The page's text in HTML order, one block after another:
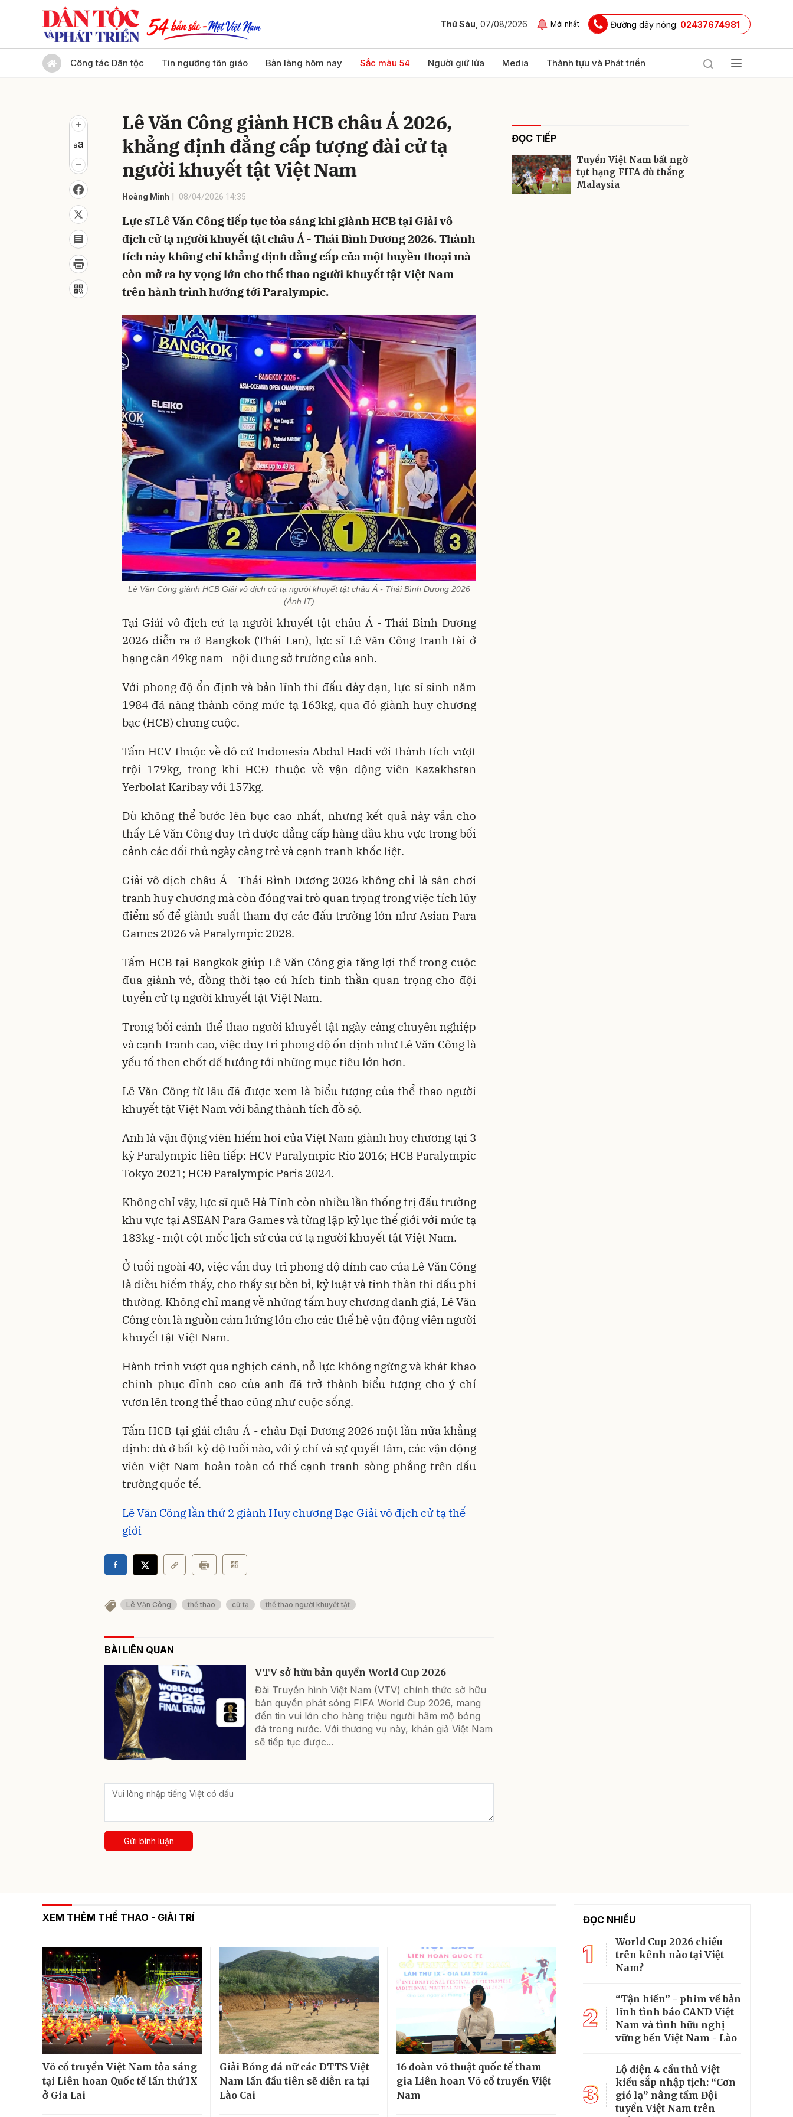
Thứ Sáu, 07/08/2026 Mới nhất Đường dây nóng: 02437674981
Công tác Dân tộc Tín ngưỡng tôn giáo Bản làng hôm nay Sắc màu 54 Người giữ lửa Media Thành tựu và Phát triển
Lê Văn Công giành HCB châu Á 2026,
khẳng định đẳng cấp tượng đài cử tạ
người khuyết tật Việt Nam
Hoàng Minh 08/04/2026 14:35
Lực sĩ Lê Văn Công tiếp tục tỏa sáng khi giành HCB tại Giải vô
địch cử tạ người khuyết tật châu Á - Thái Bình Dương 2026. Thành
tích này không chỉ khẳng định đẳng cấp của một huyền thoại mà
còn mở ra hy vọng lớn cho thể thao người khuyết tật Việt Nam
trên hành trình hướng tới Paralympic.
Lê Văn Công giành HCB Giải vô địch cử tạ người khuyết tật châu Á - Thái Bình Dương 2026
(Ảnh IT)
Tại Giải vô địch cử tạ người khuyết tật châu Á - Thái Bình Dương
2026 diễn ra ở Bangkok (Thái Lan), lực sĩ Lê Văn Công tranh tài ở
hạng cân 49kg nam - nội dung sở trường của anh.
Với phong độ ổn định và bản lĩnh thi đấu dày dạn, lực sĩ sinh năm
1984 đã nâng thành công mức tạ 163kg, qua đó giành huy chương
bạc (HCB) chung cuộc.
Tấm HCV thuộc về đô cử Indonesia Abdul Hadi với thành tích vượt
trội 179kg, trong khi HCĐ thuộc về vận động viên Kazakhstan
Yerbolat Karibay với 157kg.
Dù không thể bước lên bục cao nhất, nhưng kết quả này vẫn cho
thấy Lê Văn Công duy trì được đẳng cấp hàng đầu khu vực trong bối
cảnh các đối thủ ngày càng trẻ và cạnh tranh khốc liệt.
Giải vô địch châu Á - Thái Bình Dương 2026 không chỉ là sân chơi
tranh huy chương mà còn đóng vai trò quan trọng trong việc tích lũy
điểm số để giành suất tham dự các đấu trường lớn như Asian Para
Games 2026 và Paralympic 2028.
Tấm HCB tại Bangkok giúp Lê Văn Công gia tăng lợi thế trong cuộc
đua giành vé, đồng thời tạo cú hích tinh thần quan trọng cho đội
tuyển cử tạ người khuyết tật Việt Nam.
Trong bối cảnh thể thao người khuyết tật ngày càng chuyên nghiệp
và cạnh tranh cao, việc duy trì phong độ ổn định như Lê Văn Công là
yếu tố then chốt để hướng tới những mục tiêu lớn hơn.
Lê Văn Công từ lâu đã được xem là biểu tượng của thể thao người
khuyết tật Việt Nam với bảng thành tích đồ sộ.
Anh là vận động viên hiếm hoi của Việt Nam giành huy chương tại 3
kỳ Paralympic liên tiếp: HCV Paralympic Rio 2016; HCB Paralympic
Tokyo 2021; HCĐ Paralympic Paris 2024.
Không chỉ vậy, lực sĩ quê Hà Tĩnh còn nhiều lần thống trị đấu trường
khu vực tại ASEAN Para Games và từng lập kỷ lục thế giới với mức tạ
183kg - một cột mốc lịch sử của cử tạ người khuyết tật Việt Nam.
Ở tuổi ngoài 40, việc vẫn duy trì phong độ đỉnh cao của Lê Văn Công
là điều hiếm thấy, cho thấy sự bền bỉ, kỷ luật và tinh thần thi đấu phi
thường. Không chỉ mang về những tấm huy chương danh giá, Lê Văn
Công còn là nguồn cảm hứng lớn cho các thế hệ vận động viên người
khuyết tật Việt Nam.
Hành trình vượt qua nghịch cảnh, nỗ lực không ngừng và khát khao
chinh phục đỉnh cao của anh đã trở thành biểu tượng cho ý chí
vươn lên trong thể thao cũng như cuộc sống.
Tấm HCB tại giải châu Á - châu Đại Dương 2026 một lần nữa khẳng
định: dù ở bất kỳ độ tuổi nào, với ý chí và sự quyết tâm, các vận động
viên Việt Nam hoàn toàn có thể cạnh tranh sòng phẳng trên đấu
trường quốc tế.
Lê Văn Công lần thứ 2 giành Huy chương Bạc Giải vô địch cử tạ thế
giới
Lê Văn Công thể thao cử tạ thể thao người khuyết tật
BÀI LIÊN QUAN
VTV sở hữu bản quyền World Cup 2026
Đài Truyền hình Việt Nam (VTV) chính thức sở hữu
bản quyền phát sóng FIFA World Cup 2026, mang
đến tin vui lớn cho hàng triệu người hâm mộ bóng
đá trong nước. Với thương vụ này, khán giả Việt Nam
sẽ tiếp tục được...
Gửi bình luận
ĐỌC TIẾP
Tuyển Việt Nam bất ngờ
tụt hạng FIFA dù thắng
Malaysia
XEM THÊM THỂ THAO - GIẢI TRÍ
Võ cổ truyền Việt Nam tỏa sáng
tại Liên hoan Quốc tế lần thứ IX
ở Gia Lai
Giải Bóng đá nữ các DTTS Việt
Nam lần đầu tiên sẽ diễn ra tại
Lào Cai
16 đoàn võ thuật quốc tế tham
gia Liên hoan Võ cổ truyền Việt
Nam
ĐỌC NHIỀU
1
World Cup 2026 chiếu
trên kênh nào tại Việt
Nam?
2
“Tận hiến” - phim về bản
lĩnh tình báo CAND Việt
Nam và tình hữu nghị
vững bền Việt Nam - Lào
3
Lộ diện 4 cầu thủ Việt
kiều sắp nhập tịch: “Cơn
gió lạ” nâng tầm Đội
tuyển Việt Nam trên
Gửi bình luận
Gửi